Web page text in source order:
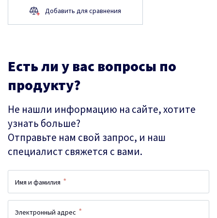
Добавить для сравнения
Есть ли у вас вопросы по
продукту?
Не нашли информацию на сайте, хотите
узнать больше?
Отправьте нам свой запрос, и наш
специалист свяжется с вами.
Имя и фамилия *
Электронный адрес *